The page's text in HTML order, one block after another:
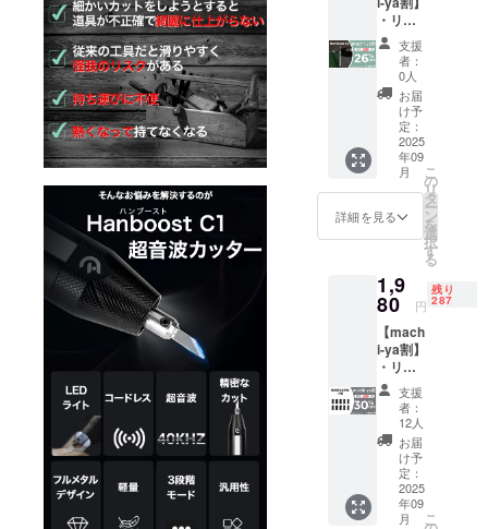
す。 ※
ご注文
状況、
使用部
材の供
給状
況、製
造工程
上の都
合等に
より出
荷時期
が遅れ
※皆様の
支援に
産効率
が向上
した場
合、正
規販売
価格が
販売予
定価格
より下
がる可
能性も
・リ
ターン
内容：
Hanboo
st C1 ×
１セッ
ト ・一
般販売
予定価
格：
42,980
円 ※リ
ターン
送料込
みの金
額にな
りま
す。 ※
ご注文
状況、
使用部
材の供
給状
況、製
造工程
上の都
合等に
支援
者：
0人
お届
け予
定：
2025
年09
月
詳細を見る
こ
の
リ
タ
ー
ン
を
選
択
す
る
1,9
80 円
残り
287
【mach
i-ya割】
・リ
ターン
内容：
指用耐
切創手
袋 10個
×１セッ
ト ・一
般販売
予定価
支援
者：
12人
お届
け予
定：
2025
年09
月
こ